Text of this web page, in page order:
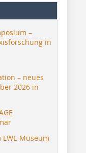
–
in
– neues
2026 in
Museum